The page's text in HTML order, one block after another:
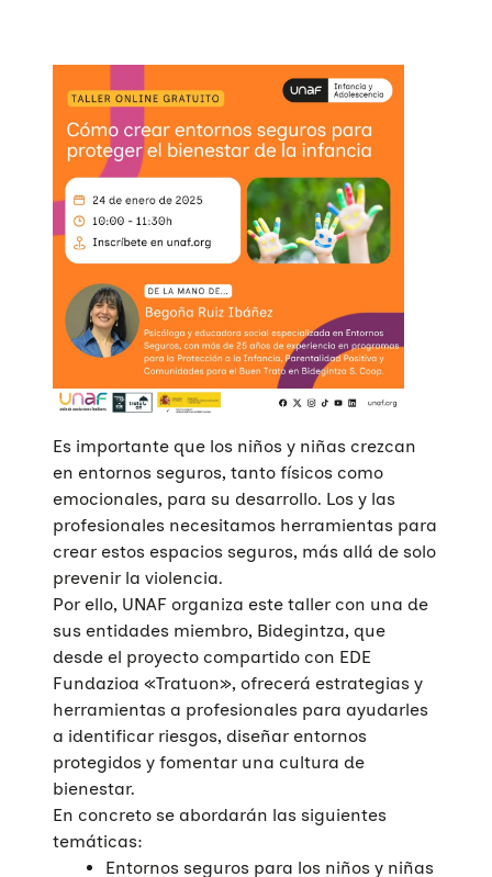
Es importante que los niños y niñas crezcan
en entornos seguros, tanto físicos como
emocionales, para su desarrollo. Los y las
profesionales necesitamos herramientas para
crear estos espacios seguros, más allá de solo
prevenir la violencia.
Por ello, UNAF organiza este taller con una de
sus entidades miembro, Bidegintza, que
desde el proyecto compartido con EDE
Fundazioa «Tratuon», ofrecerá estrategias y
herramientas a profesionales para ayudarles
a identificar riesgos, diseñar entornos
protegidos y fomentar una cultura de
bienestar.
En concreto se abordarán las siguientes
temáticas:
Entornos seguros para los niños y niñas